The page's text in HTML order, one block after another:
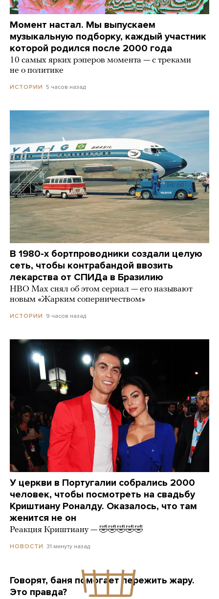
Момент настал. Мы выпускаем
музыкальную подборку, каждый участник
которой родился после 2000 года
10 самых ярких рэперов момента — с треками
не о политике
ИСТОРИИ 5 часов назад
В 1980-х бортпроводники создали целую
сеть, чтобы контрабандой ввозить
лекарства от СПИДа в Бразилию
HBO Max снял об этом сериал — его называют
новым «Жарким соперничеством»
ИСТОРИИ 9 часов назад
У церкви в Португалии собрались 2000
человек, чтобы посмотреть на свадьбу
Криштиану Роналду. Оказалось, что там
женится не он
Реакция Криштиану — 🤣🤣🤣🤣🤣
НОВОСТИ 31 минуту назад
Говорят, баня помогает пережить жару.
Это правда?